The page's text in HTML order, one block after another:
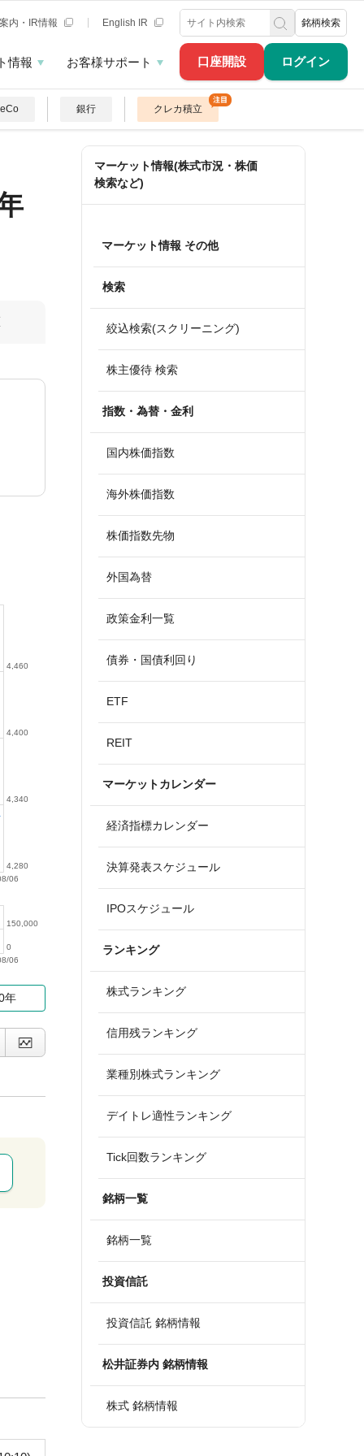
口座開設 ログイン
内・IR情報 English IR 銘柄検索
情報 お客様サポート
銀行 クレカ積立
06
4,280
4,340
4,400
4,460
06
0
150,000
年
マーケット情報(株式市況・株価
検索など)
マーケット情報 その他
検索
絞込検索(スクリーニング)
株主優待 検索
指数・為替・金利
国内株価指数
海外株価指数
株価指数先物
外国為替
政策金利一覧
債券・国債利回り
ETF
REIT
マーケットカレンダー
経済指標カレンダー
決算発表スケジュール
IPOスケジュール
ランキング
株式ランキング
信用残ランキング
業種別株式ランキング
デイトレ適性ランキング
Tick回数ランキング
銘柄一覧
銘柄一覧
投資信託
投資信託 銘柄情報
松井証券内 銘柄情報
株式 銘柄情報